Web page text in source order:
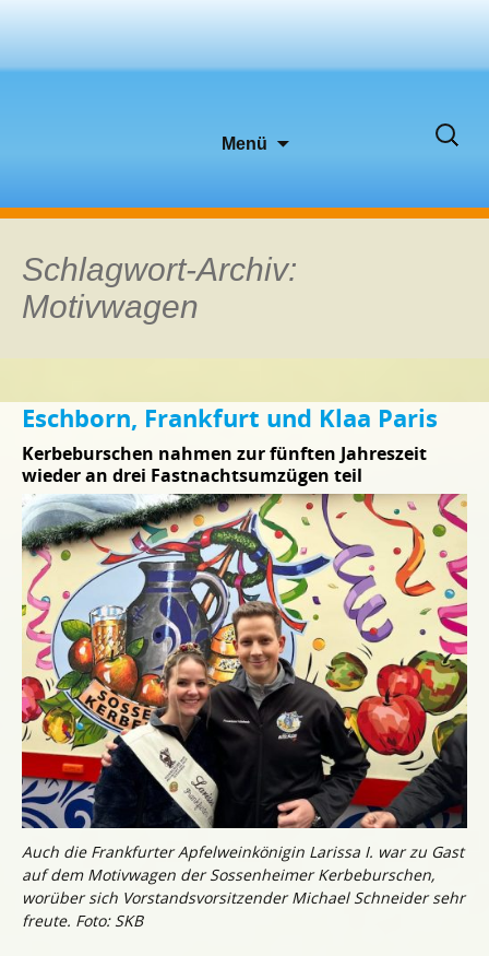
Menü
Suchen
Schlagwort-Archiv:
Motivwagen
Eschborn, Frankfurt und Klaa Paris
Kerbeburschen nahmen zur fünften Jahreszeit
wieder an drei Fastnachtsumzügen teil
Auch die Frankfurter Apfelweinkönigin Larissa I. war zu Gast
auf dem Motivwagen der Sossenheimer Kerbeburschen,
worüber sich Vorstandsvorsitzender Michael Schneider sehr
freute. Foto: SKB